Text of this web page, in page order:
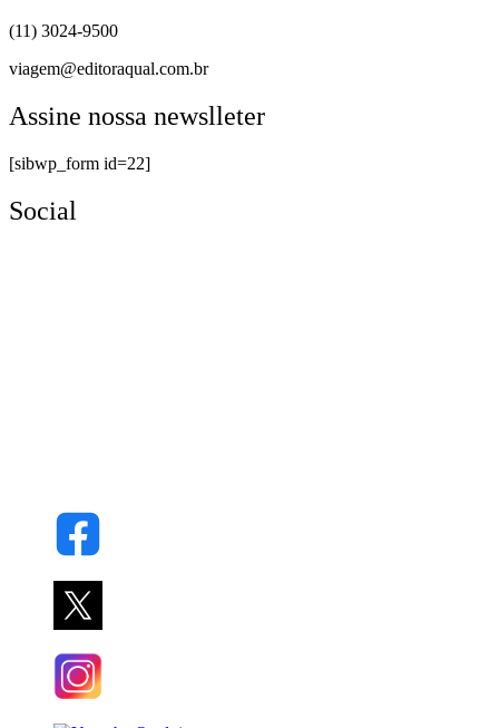
(11) 3024-9500
viagem@editoraqual.com.br
Assine nossa newslleter
[sibwp_form id=22]
Social